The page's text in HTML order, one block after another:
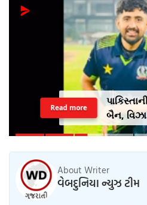
બૈન,
આપી
Read more
About Writer
વેબદુનિયા ન્યુઝ ટીમ